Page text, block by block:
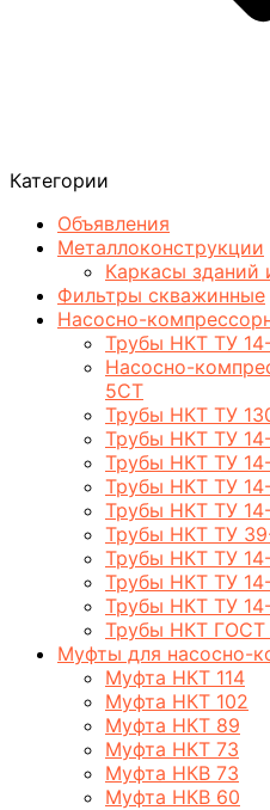
Категории
Объявления
Металлоконструкции
Каркасы зданий
Фильтры скважинные
Насосно-
Трубы НКТ ТУ
Насосно-
5CT
Трубы НКТ ТУ
Трубы НКТ ТУ
Трубы НКТ ТУ
Трубы НКТ ТУ
Трубы НКТ ТУ
Трубы НКТ ТУ
Трубы НКТ ТУ
Трубы НКТ ТУ
Трубы НКТ ТУ
Трубы НКТ ГОСТ
Муфты для насосно-
Муфта НКТ 114
Муфта НКТ 102
Муфта НКТ 89
Муфта НКТ 73
Муфта НКВ 73
Муфта НКВ 60